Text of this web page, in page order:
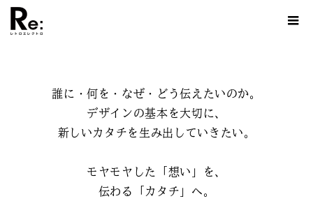
誰に・何を・なぜ・どう伝えたいのか。
デザインの基本を大切に、
新しいカタチを生み出していきたい。
モヤモヤした「想い」を、
伝わる「カタチ」へ。